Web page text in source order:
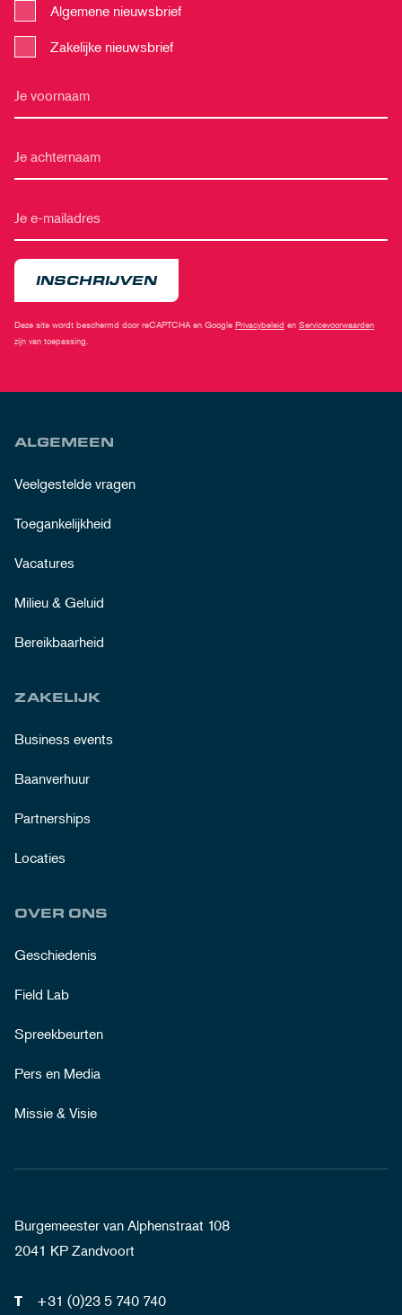
Algemene nieuwsbrief
Zakelijke nieuwsbrief
INSCHRIJVEN
Deze site wordt beschermd door reCAPTCHA en Google Privacybeleid en Servicevoorwaarden
zijn van toepassing.
ALGEMEEN
Veelgestelde vragen
Toegankelijkheid
Vacatures
Milieu & Geluid
Bereikbaarheid
ZAKELIJK
Business events
Baanverhuur
Partnerships
Locaties
OVER ONS
Geschiedenis
Field Lab
Spreekbeurten
Pers en Media
Missie & Visie
Burgemeester van Alphenstraat 108
2041 KP Zandvoort
T +31 (0)23 5 740 740